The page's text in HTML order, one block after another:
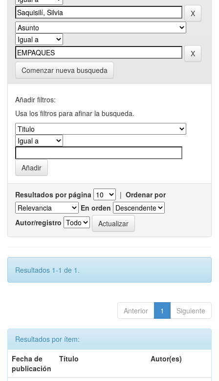
Comenzar nueva busqueda
Añadir filtros:
Usa los filtros para afinar la busqueda.
Resultados por página | Ordenar por
En orden
Autor/registro
Resultados 1-1 de 1.
Anterior 1 Siguiente
Resultados por ítem:
Fecha de
publicación
Título Autor(es)